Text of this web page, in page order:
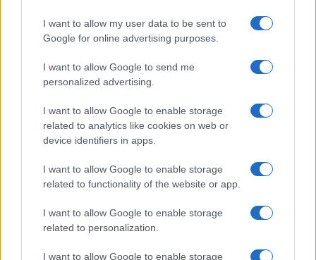
I want to allow my user data to be sent to
Google for online advertising purposes.
I want to allow Google to send me
personalized advertising.
I want to allow Google to enable storage
related to analytics like cookies on web or
device identifiers in apps.
I want to allow Google to enable storage
related to functionality of the website or app.
I want to allow Google to enable storage
related to personalization.
I want to allow Google to enable storage
της Ζωής μας
Οι άνθρωποι, οι αυθεντικές ιστορίες,
το ελληνικό καλοκαίρι και ένας
ΓΙΑ ΤΟ ΚΑΛΟΚΑΙΡΙ ΣΟΥ →